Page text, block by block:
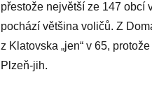
přestože největší ze 147 obcí
pochází většina voličů. Z
z Klatovska „jen“ v 65,
Plzeň-jih.